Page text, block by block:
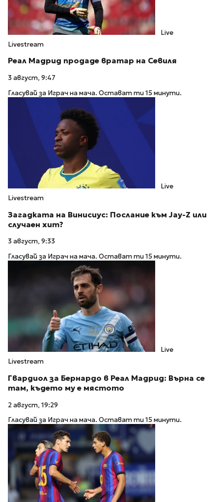
Live
Livestream
Реал Мадрид продаде вратар на Севиля
3 август, 9:47
Гласувай за Играч на мача. Остават ти 15 минути.
Live
Livestream
Загадката на Винисиус: Послание към Jay-Z или
случаен хит?
3 август, 9:33
Гласувай за Играч на мача. Остават ти 15 минути.
Live
Livestream
Гвардиол за Бернардо в Реал Мадрид: Върна се
там, където му е мястото
2 август, 19:29
Гласувай за Играч на мача. Остават ти 15 минути.